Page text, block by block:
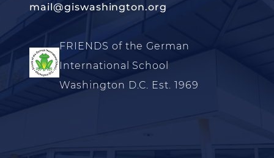
mail@giswashington.org
FRIENDS of the German
International School
Washington D.C. Est. 1969